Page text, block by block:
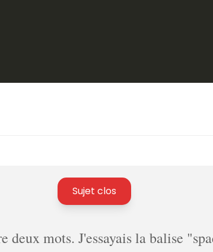
Sujet clos
mots. J'essayais la balise